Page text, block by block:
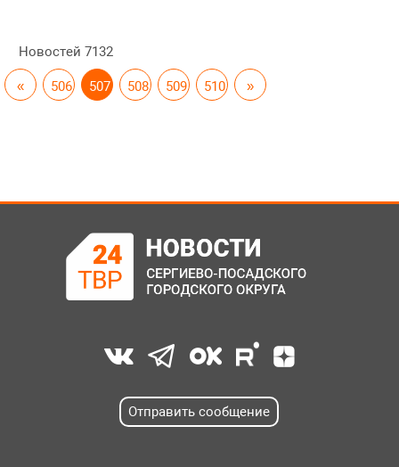
Новостей 7132
« 506 507 508 509 510 »
Отправить сообщение